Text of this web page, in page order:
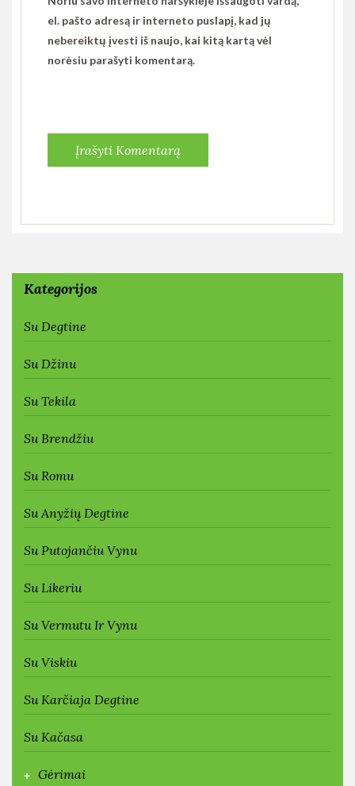
el. pašto adresą ir interneto puslapį, kad jų
nebereiktų įvesti iš naujo, kai kitą kartą vėl
norėsiu parašyti komentarą.
Kategorijos
Su Degtine
Su Džinu
Su Tekila
Su Brendžiu
Su Romu
Su Anyžių Degtine
Su Putojančiu Vynu
Su Likeriu
Su Vermutu Ir Vynu
Su Viskiu
Su Karčiaja Degtine
Su Kačasa
+ Gėrimai